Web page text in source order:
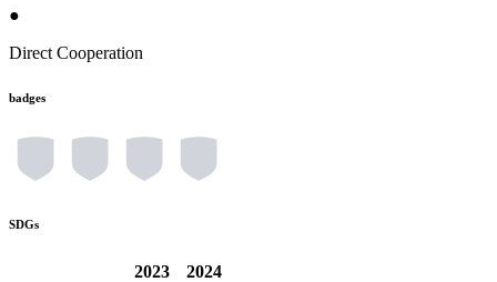
●
Direct Cooperation
badges
SDGs
2023
2024